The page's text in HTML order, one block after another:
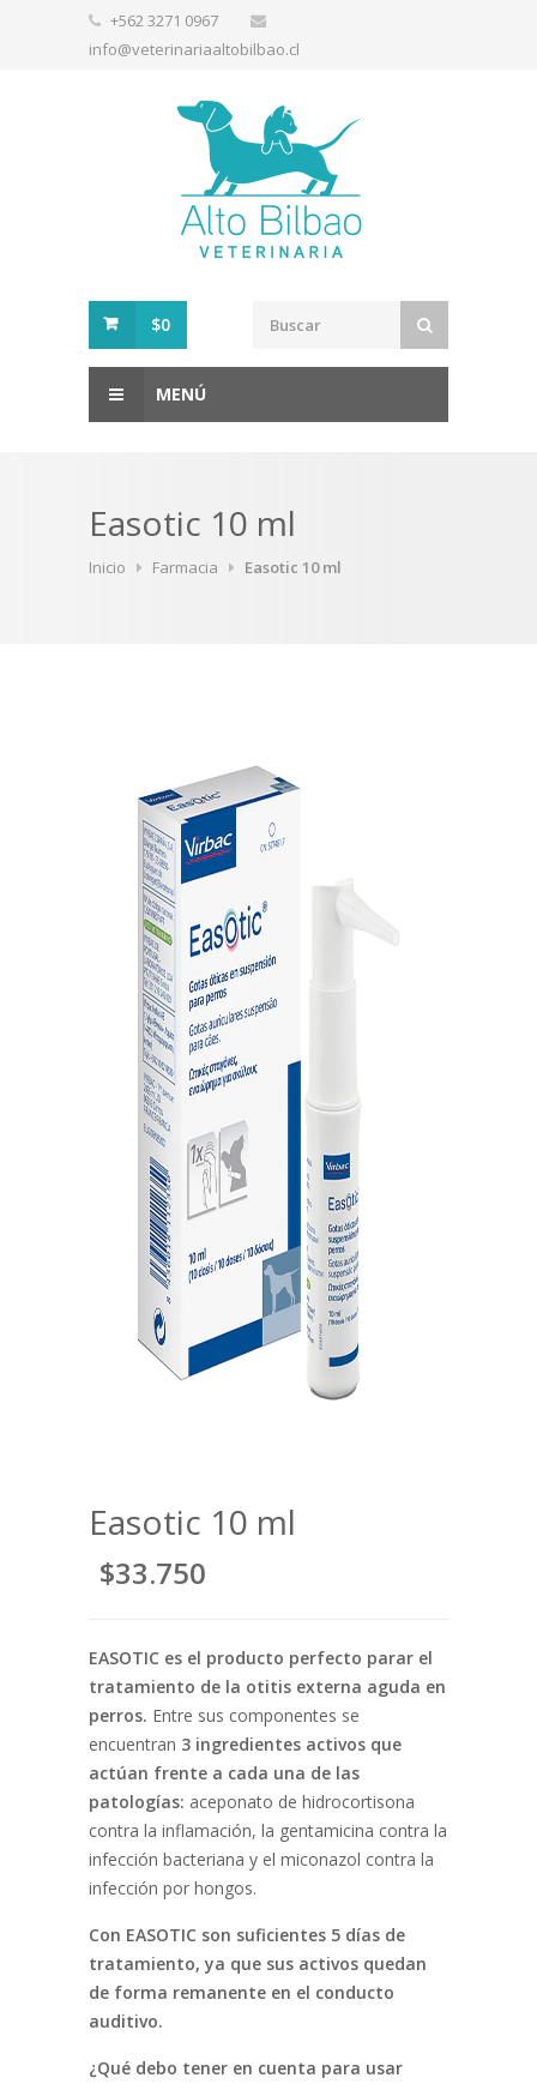
+562 3271 0967
info@veterinariaaltobilbao.cl
$0
MENÚ
Easotic 10 ml
Inicio Farmacia Easotic 10 ml
Easotic 10 ml
$33.750
EASOTIC es el producto perfecto parar el
tratamiento de la otitis externa aguda en
perros. Entre sus componentes se
encuentran 3 ingredientes activos que
actúan frente a cada una de las
patologías: aceponato de hidrocortisona
contra la inflamación, la gentamicina contra la
infección bacteriana y el miconazol contra la
infección por hongos.
Con EASOTIC son suficientes 5 días de
tratamiento, ya que sus activos quedan
de forma remanente en el conducto
auditivo.
¿Qué debo tener en cuenta para usar